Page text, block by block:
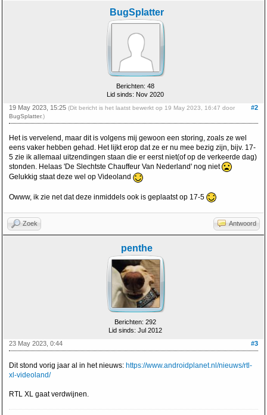
BugSplatter
Berichten: 48
Lid sinds: Nov 2020
#2
19 May 2023, 15:25 (Dit bericht is het laatst bewerkt op 19 May 2023, 16:47 door
BugSplatter.)
Het is vervelend, maar dit is volgens mij gewoon een storing, zoals ze wel
eens vaker hebben gehad. Het lijkt erop dat ze er nu mee bezig zijn, bijv. 17-
5 zie ik allemaal uitzendingen staan die er eerst niet(of op de verkeerde dag)
stonden. Helaas 'De Slechtste Chauffeur Van Nederland' nog niet
Gelukkig staat deze wel op Videoland
Owww, ik zie net dat deze inmiddels ook is geplaatst op 17-5
Zoek Antwoord
penthe
Berichten: 292
Lid sinds: Jul 2012
#3
23 May 2023, 0:44
Dit stond vorig jaar al in het nieuws: https://www.androidplanet.nl/nieuws/rtl-
xl-videoland/
RTL XL gaat verdwijnen.